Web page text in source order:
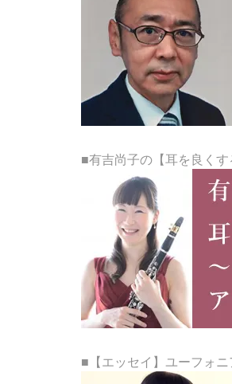
■有吉尚子の【耳を良く
■【エッセイ】ユーフォニ